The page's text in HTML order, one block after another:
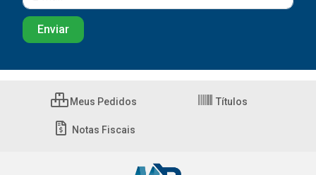
Meus Pedidos Títulos
Notas Fiscais